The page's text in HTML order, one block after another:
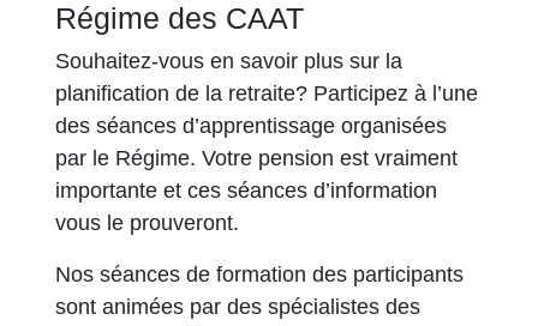
Régime des CAAT
Souhaitez-vous en savoir plus sur la
planification de la retraite? Participez à l’une
des séances d’apprentissage organisées
par le Régime. Votre pension est vraiment
importante et ces séances d’information
vous le prouveront.
Nos séances de formation des participants
sont animées par des spécialistes des